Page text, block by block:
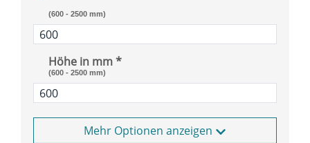
(600 - 2500 mm)
Höhe in mm *
(600 - 2500 mm)
Optionen anzeigen